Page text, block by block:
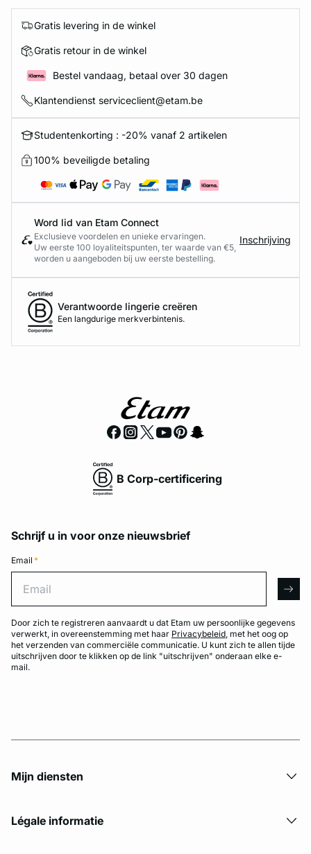
Gratis levering in de winkel
Gratis retour in de winkel
Bestel vandaag, betaal over 30 dagen
Klantendienst serviceclient@etam.be
Studentenkorting : -20% vanaf 2 artikelen
100% beveiligde betaling
Word lid van Etam Connect
Exclusieve voordelen en unieke ervaringen.
Uw eerste 100 loyaliteitspunten, ter waarde van €5,
worden u aangeboden bij uw eerste bestelling.
Inschrijving
Verantwoorde lingerie creëren
Een langdurige merkverbintenis.
B Corp-certificering
Schrijf u in voor onze nieuwsbrief
Email *
Door zich te registreren aanvaardt u dat Etam uw persoonlijke gegevens
verwerkt, in overeenstemming met haar Privacybeleid, met het oog op
het verzenden van commerciële communicatie. U kunt zich te allen tijde
uitschrijven door te klikken op de link "uitschrijven" onderaan elke e-
mail.
Mijn diensten
Légale informatie